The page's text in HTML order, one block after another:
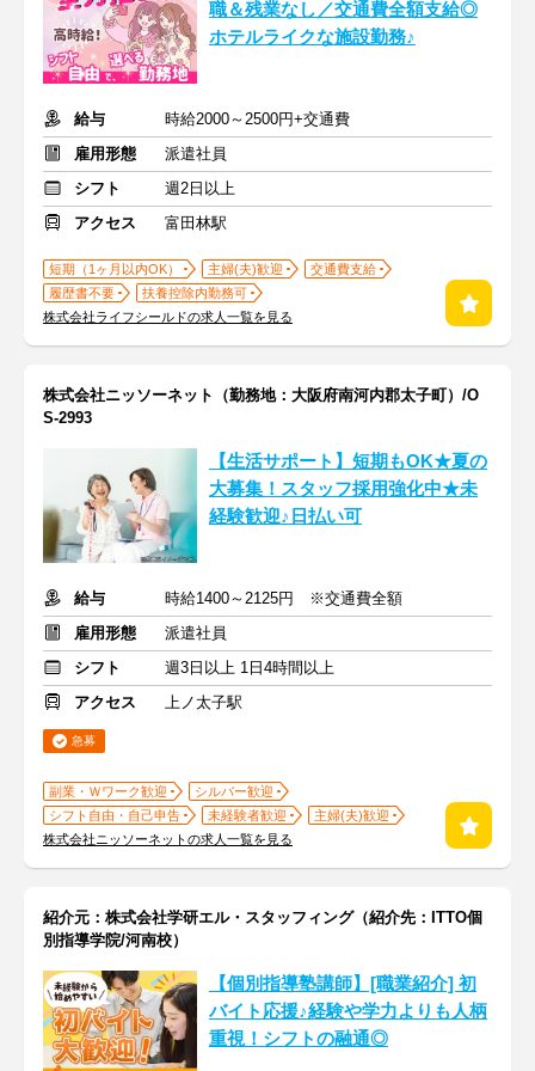
職＆残業なし／交通費全額支給◎
ホテルライクな施設勤務♪
給与
時給2000～2500円+交通費
雇用形態
派遣社員
シフト
週2日以上
アクセス
富田林駅
短期（1ヶ月以内OK） 主婦(夫)歓迎
交通費支給
履歴書不要
扶養控除内勤務可
株式会社ライフシールドの求人一覧を見る
株式会社ニッソーネット（勤務地：大阪府南河内郡太子町）/O
S-2993
【生活サポート】短期もOK★夏の
大募集！スタッフ採用強化中★未
経験歓迎♪日払い可
給与
時給1400～2125円 ※交通費全額
雇用形態
派遣社員
シフト
週3日以上 1日4時間以上
アクセス
上ノ太子駅
急募
副業・Ｗワーク歓迎
シルバー歓迎
シフト自由・自己申告
未経験者歓迎
主婦(夫)歓迎
株式会社ニッソーネットの求人一覧を見る
紹介元：株式会社学研エル・スタッフィング（紹介先：ITTO個
別指導学院/河南校）
【個別指導塾講師】[職業紹介] 初
バイト応援♪経験や学力よりも人柄
重視！シフトの融通◎